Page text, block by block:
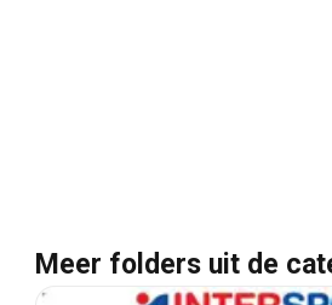
Meer folders uit de